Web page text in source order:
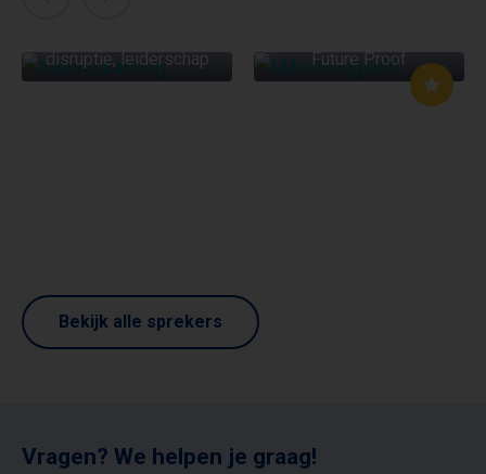
disruptie, leiderschap
Future Proof
Bekijk alle sprekers
Vragen? We helpen je graag!